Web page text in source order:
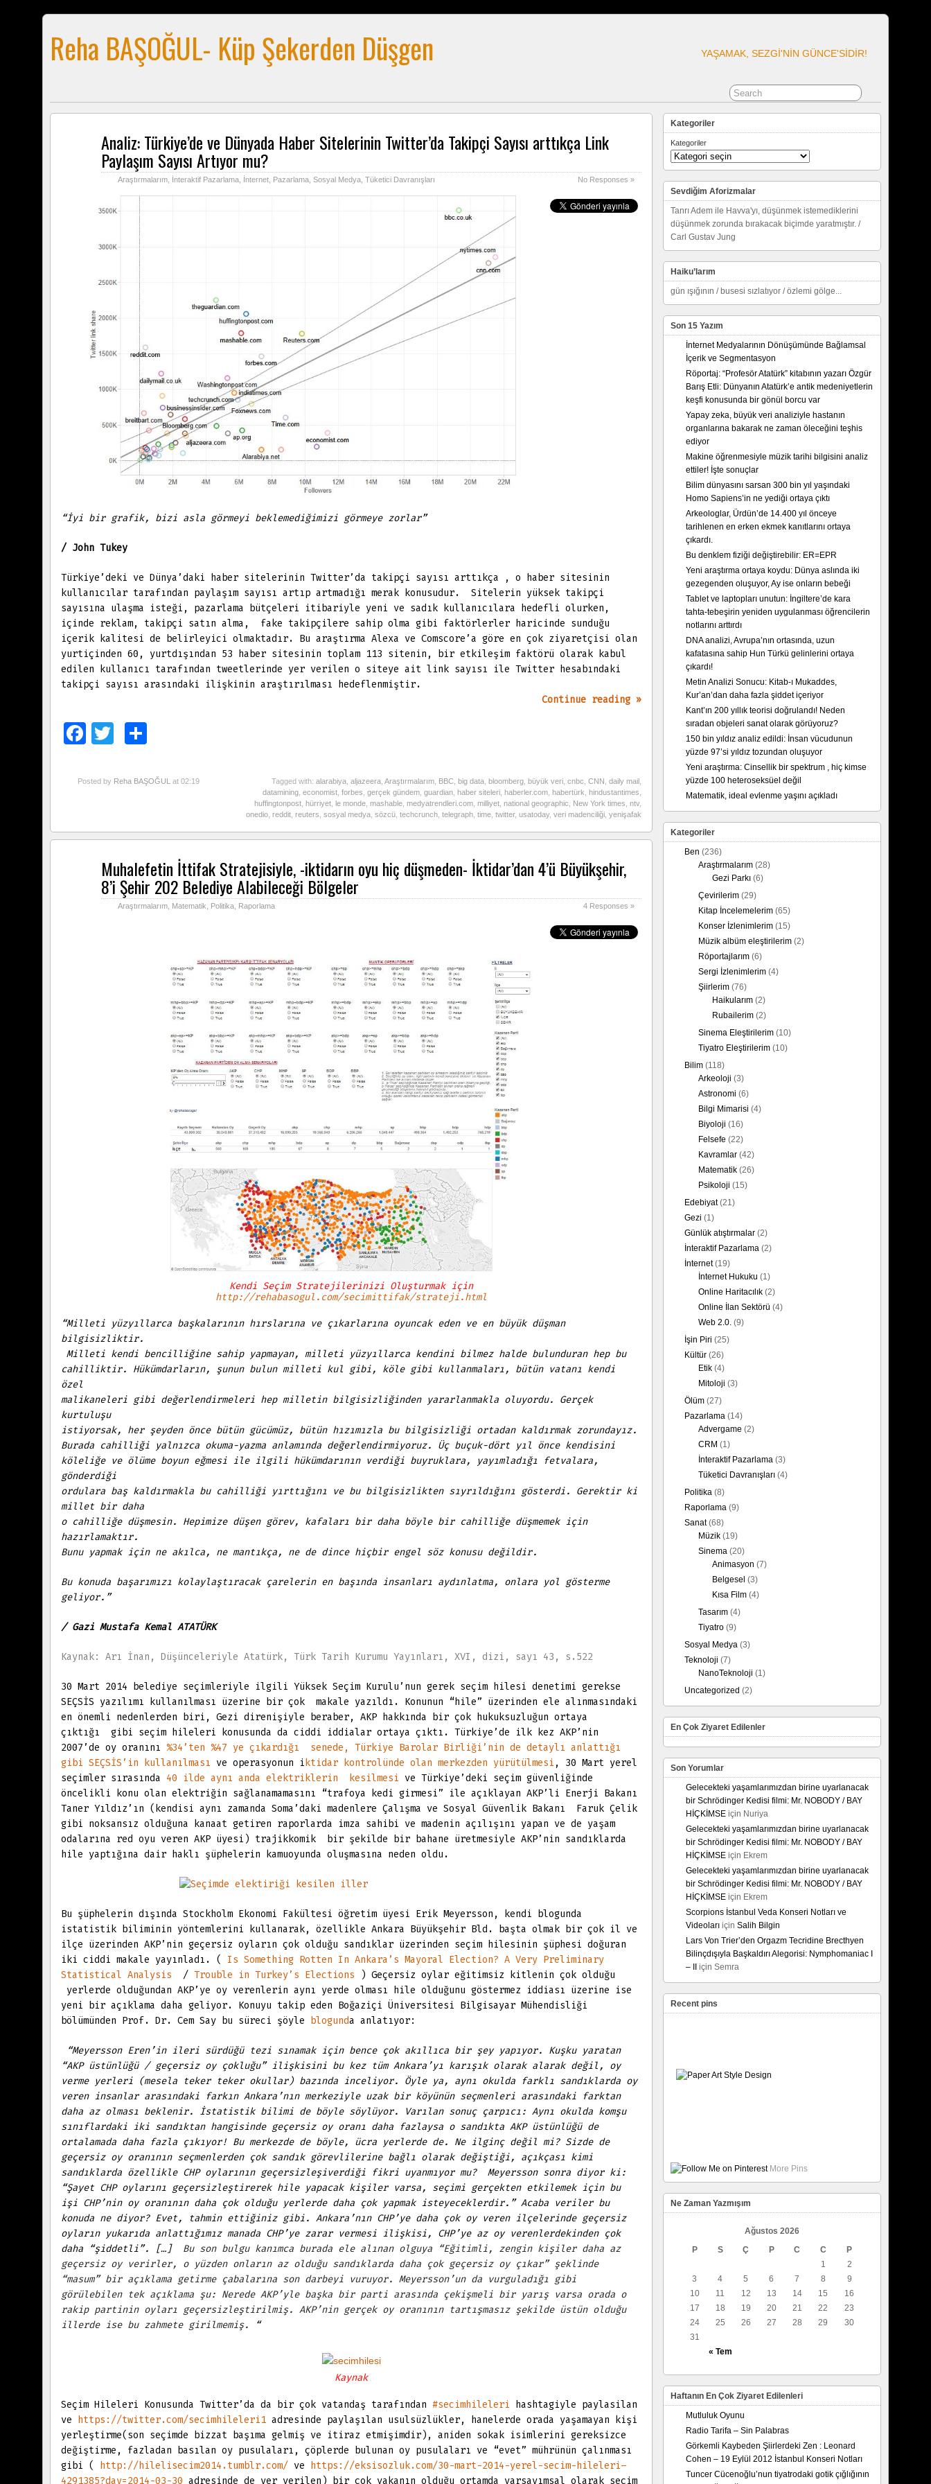
Reha BAŞOĞUL- Küp Şekerden Düşgen YAŞAMAK, SEZGI'NIN GÜNCE'SIDIR!
Analiz: Türkiye’de ve Dünyada Haber Sitelerinin Twitter’da Takipçi Sayısı arttıkça Link
Paylaşım Sayısı Artıyor mu?
Araştırmalarım İnteraktif Pazarlama İnternet Pazarlama Sosyal Medya Tüketici Davranışları No Responses »
“İyi bir grafik, bizi asla görmeyi beklemediğimizi görmeye zorlar”
/ John Tukey
Türkiye’deki ve Dünya’daki haber sitelerinin Twitter’da takipçi sayısı arttıkça , o haber sitesinin
kullanıcılar tarafından paylaşım sayısı artıp artmadığı merak konusudur. Sitelerin yüksek takipçi
sayısına ulaşma isteği, pazarlama bütçeleri itibariyle yeni ve sadık kullanıcılara hedefli olurken,
içinde reklam, takipçi satın alma, fake takipçilere sahip olma gibi faktörlerler haricinde sunduğu
içerik kalitesi de belirleyici olmaktadır. Bu araştırma Alexa ve Comscore’a göre en çok ziyaretçisi olan
yurtiçinden 60, yurtdışından 53 haber sitesinin toplam 113 sitenin, bir etkileşim faktörü olarak kabul
edilen kullanıcı tarafından tweetlerinde yer verilen o siteye ait link sayısı ile Twitter hesabındaki
takipçi sayısı arasındaki ilişkinin araştırılması hedeflenmiştir.
Continue reading »
Facebook
Twitter
Posted by Reha BAŞOĞUL at 02:19 Tagged with: alarabiya aljazeera Araştırmalarım BBC big data bloomberg büyük veri cnbc CNN daily mail
datamining economist forbes gerçek gündem guardian haber siteleri haberler.com habertürk hindustantimes
huffingtonpost hürriyet le monde mashable medyatrendleri.com milliyet national geographic New York times ntv,
onedio reddit reuters sosyal medya sözcü techcrunch telegraph time twitter, usatoday, veri madenciliği yenişafak
Muhalefetin İttifak Stratejisiyle, -iktidarın oyu hiç düşmeden- İktidar’dan 4’ü Büyükşehir,
8’i Şehir 202 Belediye Alabileceği Bölgeler
Araştırmalarım Matematik Politika Raporlama 4 Responses »
Kendi Seçim Stratejilerinizi Oluşturmak için
http://rehabasogul.com/secimittifak/strateji.html
“Milleti yüzyıllarca başkalarının hırslarına ve çıkarlarına oyuncak eden ve en büyük düşman
bilgisizliktir.
Milleti kendi bencilliğine sahip yapmayan, milleti yüzyıllarca kendini bilmez halde bulunduran hep bu
cahilliktir. Hükümdarların, şunun bulun milleti kul gibi, köle gibi kullanmaları, bütün vatanı kendi
özel
malikaneleri gibi değerlendirmeleri hep milletin bilgisizliğinden yararlanmakla oluyordu. Gerçek
kurtuluşu
istiyorsak, her şeyden önce bütün gücümüz, bütün hızımızla bu bilgisizliği ortadan kaldırmak zorundayız.
Burada cahilliği yalnızca okuma-yazma anlamında değerlendirmiyoruz. Üç buçuk-dört yıl önce kendisini
köleliğe ve ölüme boyun eğmesi ile ilgili hükümdarının verdiği buyruklara, yayımladığı fetvalara,
gönderdiği
ordulara baş kaldırmakla bu cahilliği yırttığını ve bu bilgisizlikten sıyrıldığını gösterdi. Gerektir ki
millet bir daha
o cahilliğe düşmesin. Hepimize düşen görev, kafaları bir daha böyle bir cahilliğe düşmemek için
hazırlamaktır.
Bunu yapmak için ne akılca, ne mantıkça, ne de dince hiçbir engel söz konusu değildir.
Bu konuda başarımızı kolaylaştıracak çarelerin en başında insanları aydınlatma, onlara yol gösterme
geliyor.”
/ Gazi Mustafa Kemal ATATÜRK
Kaynak: Arı İnan, Düşünceleriyle Atatürk, Türk Tarih Kurumu Yayınları, XVI, dizi, sayı 43, s.522
30 Mart 2014 belediye seçimleriyle ilgili Yüksek Seçim Kurulu’nun gerek seçim hilesi denetimi gerekse
SEÇSİS yazılımı kullanılması üzerine bir çok makale yazıldı. Konunun “hile” üzerinden ele alınmasındaki
en önemli nedenlerden biri, Gezi direnişiyle beraber, AKP hakkında bir çok hukuksuzluğun ortaya
çıktığı gibi seçim hileleri konusunda da ciddi iddialar ortaya çıktı. Türkiye’de ilk kez AKP’nin
2007’de oy oranını %34’ten %47 ye çıkardığı senede, Türkiye Barolar Birliği’nin de detaylı anlattığı
gibi SEÇSİS’in kullanılması ve operasyonun i ktidar kontrolünde olan merkezden yürütülmesi , 30 Mart yerel
seçimler sırasında 40 ilde aynı anda elektriklerin kesilmesi ve Türkiye’deki seçim güvenliğinde
öncelikli konu olan elektriğin sağlanamamasını “trafoya kedi girmesi” ile açıklayan AKP’li Enerji Bakanı
Taner Yıldız’ın (kendisi aynı zamanda Soma’daki madenlere Çalışma ve Sosyal Güvenlik Bakanı Faruk Çelik
gibi noksansız olduğuna kanaat getiren raporlarda imza sahibi ve madenin açılışını yapan ve de yaşam
odalarına red oyu veren AKP üyesi) trajikkomik bir şekilde bir bahane üretmesiyle AKP’nin sandıklarda
hile yaptığına dair haklı şüphelerin kamuoyunda oluşmasına neden oldu.
Bu şüphelerin dışında Stockholm Ekonomi Fakültesi öğretim üyesi Erik Meyersson, kendi blogunda
istatistik biliminin yöntemlerini kullanarak, özellikle Ankara Büyükşehir Bld. başta olmak bir çok il ve
ilçe üzerinden AKP’nin geçersiz oyların çok olduğu sandıklar üzerinden seçim hilesinin şüphesi doğuran
iki ciddi makale yayınladı. ( Is Something Rotten In Ankara’s Mayoral Election? A Very Preliminary
Statistical Analysis / Trouble in Turkey’s Elections ) Geçersiz oylar eğitimsiz kitlenin çok olduğu
yerlerde olduğundan AKP’ye oy verenlerin aynı yerde olması hile olduğunu göstermez iddiası üzerine ise
yeni bir açıklama daha geliyor. Konuyu takip eden Boğaziçi Üniversitesi Bilgisayar Mühendisliği
bölümünden Prof. Dr. Cem Say bu süreci şöyle
blogunda anlatıyor:
“Meyersson Eren’in ileri sürdüğü tezi sınamak için bence çok akıllıca bir şey yapıyor. Kuşku yaratan
“AKP üstünlüğü / geçersiz oy çokluğu” ilişkisini bu kez tüm Ankara’yı karışık olarak alarak değil, oy
verme yerleri (mesela teker teker okullar) bazında inceliyor. Öyle ya, aynı okulda farklı sandıklarda oy
veren insanlar arasındaki farkın Ankara’nın merkeziyle uzak bir köyünün seçmenleri arasındaki farktan
daha az olması beklenir. İstatistik bilimi de böyle söylüyor. Varılan sonuç çarpıcı: Aynı okulda komşu
sınıflardaki iki sandıktan hangisinde geçersiz oy oranı daha fazlaysa o sandıkta AKP üstünlüğü de
ortalamada daha fazla çıkıyor! Bu merkezde de böyle, ücra yerlerde de. Ne ilginç değil mi? Sizde de
geçersiz oy oranının seçmenlerden çok sandık görevlilerine bağlı olarak değiştiği, açıkçası kimi
sandıklarda özellikle CHP oylarının geçersizleşiverdiği fikri uyanmıyor mu? Meyersson sonra diyor ki:
“Şayet CHP oylarını geçersizleştirerek hile yapacak kişiler varsa, seçimi gerçekten etkilemek için bu
işi CHP’nin oy oranının daha çok olduğu yerlerde daha çok yapmak isteyeceklerdir.” Acaba veriler bu
konuda ne diyor? Evet, tahmin ettiğiniz gibi. Ankara’nın CHP’ye daha çok oy veren ilçelerinde geçersiz
oyların yukarıda anlattığımız manada CHP’ye zarar vermesi ilişkisi, CHP’ye az oy verenlerdekinden çok
daha “şiddetli”. […] Bu son bulgu kanımca burada ele alınan olguya “Eğitimli, zengin kişiler daha az
geçersiz oy verirler, o yüzden onların az olduğu sandıklarda daha çok geçersiz oy çıkar” şeklinde
“masum” bir açıklama getirme çabalarına son darbeyi vuruyor. Meyersson’un da vurguladığı gibi
görülebilen tek açıklama şu: Nerede AKP’yle başka bir parti arasında çekişmeli bir yarış varsa orada o
rakip partinin oyları geçersizleştirilmiş. AKP’nin gerçek oy oranının tartışmasız şekilde üstün olduğu
illerde ise bu zahmete girilmemiş.
“
Kaynak
Seçim Hileleri Konusunda Twitter’da da bir çok vatandaş tarafından #secimhileleri hashtagiyle paylasilan
ve https://twitter.com/secimhileleri1 adresinde paylaşılan usulsüzlükler, hanelerde orada yaşamayan kişi
yerleştirme(son seçimde bizzat başıma gelmiş ve itiraz etmişimdir), aniden sokak isimlerini gereksizce
değiştirme, fazladan basılan oy pusulaları, çöplerde bulunan oy pusulaları ve “evet” mührünün çalınması
gibi (
http://hilelisecim2014.tumblr.com/ ve
https://eksisozluk.com/30-mart-2014-yerel-secim-hileleri–
4291385?day=2014-03-30 adresinde de yer verilen) bir çok vakanın olduğu ortamda varsayımsal olarak seçim
Kategoriler
Kategoriler
Sevdiğim Aforizmalar
Tanrı Adem ile Havva'yı, düşünmek istemediklerini
düşünmek zorunda bırakacak biçimde yaratmıştır. /
Carl Gustav Jung
Haiku’larım
gün ışığının / busesi sızlatıyor / özlemi gölge...
Son 15 Yazım
İnternet Medyalarının Dönüşümünde Bağlamsal
İçerik ve Segmentasyon
Röportaj: “Profesör Atatürk” kitabının yazarı Özgür
Barış Etli: Dünyanın Atatürk’e antik medeniyetlerin
keşfi konusunda bir gönül borcu var
Yapay zeka, büyük veri analiziyle hastanın
organlarına bakarak ne zaman öleceğini teşhis
ediyor
Makine öğrenmesiyle müzik tarihi bilgisini analiz
ettiler! İşte sonuçlar
Bilim dünyasını sarsan 300 bin yıl yaşındaki
Homo Sapiens’in ne yediği ortaya çıktı
Arkeologlar, Ürdün’de 14.400 yıl önceye
tarihlenen en erken ekmek kanıtlarını ortaya
çıkardı.
Bu denklem fiziği değiştirebilir: ER=EPR
Yeni araştırma ortaya koydu: Dünya aslında iki
gezegenden oluşuyor, Ay ise onların bebeği
Tablet ve laptopları unutun: İngiltere’de kara
tahta-tebeşirin yeniden uygulanması öğrencilerin
notlarını arttırdı
DNA analizi, Avrupa’nın ortasında, uzun
kafatasına sahip Hun Türkü gelinlerini ortaya
çıkardı!
Metin Analizi Sonucu: Kitab-ı Mukaddes,
Kur’an’dan daha fazla şiddet içeriyor
Kant’ın 200 yıllık teorisi doğrulandı! Neden
sıradan objeleri sanat olarak görüyoruz?
150 bin yıldız analiz edildi: İnsan vücudunun
yüzde 97’si yıldız tozundan oluşuyor
Yeni araştırma: Cinsellik bir spektrum , hiç kimse
yüzde 100 heteroseksüel değil
Matematik, ideal evlenme yaşını açıkladı
Kategoriler
Ben (236)
Araştırmalarım (28)
Gezi Parkı (6)
Çevirilerim (29)
Kitap İncelemelerim (65)
Konser İzlenimlerim (15)
Müzik albüm eleştirilerim (2)
Röportajlarım (6)
Sergi İzlenimlerim (4)
Şiirlerim (76)
Haikularım (2)
Rubailerim (2)
Sinema Eleştirilerim (10)
Tiyatro Eleştirilerim (10)
Bilim (118)
Arkeoloji (3)
Astronomi (6)
Bilgi Mimarisi (4)
Biyoloji (16)
Felsefe (22)
Kavramlar (42)
Matematik (26)
Psikoloji (15)
Edebiyat(21)
Gezi (1)
Günlük atıştırmalar (2)
İnteraktif Pazarlama (2)
İnternet(19)
İnternet Hukuku (1)
Online Haritacılık (2)
Online İlan Sektörü (4)
Web 2.0. (9)
İşin Piri (25)
Kültür (26)
Etik (4)
Mitoloji (3)
Ölüm (27)
Pazarlama (14)
Advergame (2)
CRM (1)
İnteraktif Pazarlama (3)
Tüketici Davranışları (4)
Politika (8)
Raporlama (9)
Sanat(68)
Müzik (19)
Sinema (20)
Animasyon (7)
Belgesel (3)
Kısa Film (4)
Tasarım (4)
Tiyatro (9)
Sosyal Medya (3)
Teknoloji (7)
NanoTeknoloji (1)
Uncategorized (2)
En Çok Ziyaret Edilenler
Son Yorumlar
Gelecekteki yaşamlarımızdan birine uyarlanacak
bir Schrödinger Kedisi filmi: Mr. NOBODY / BAY
HİÇKİMSE için Nuriya
Gelecekteki yaşamlarımızdan birine uyarlanacak
bir Schrödinger Kedisi filmi: Mr. NOBODY / BAY
HİÇKİMSE için Ekrem
Gelecekteki yaşamlarımızdan birine uyarlanacak
bir Schrödinger Kedisi filmi: Mr. NOBODY / BAY
HİÇKİMSE için Ekrem
Scorpions İstanbul Veda Konseri Notları ve
Videoları için Salih Bilgin
Lars Von Trier’den Orgazm Tecridine Brecthyen
Bilinçdışıyla Başkaldırı Alegorisi: Nymphomaniac I
– II
için Semra
Recent pins
More Pins
Ne Zaman Yazmışım
Ağustos 2026
P
S Ç P C C P
« Tem
1
2
3
4 5 6 7 8
9
10
11 12 13 14 15
16
17
18 19 20 21 22
23
24
25 26 27 28 29
30
31
Haftanın En Çok Ziyaret Edilenleri
Mutluluk Oyunu
Radio Tarifa – Sin Palabras
Görkemli Kaybeden Şiirlerdeki Zen : Leonard
Cohen – 19 Eylül 2012 İstanbul Konseri Notları
Tuncer Cücenoğlu’nun tiyatrodaki gotik çığlığının